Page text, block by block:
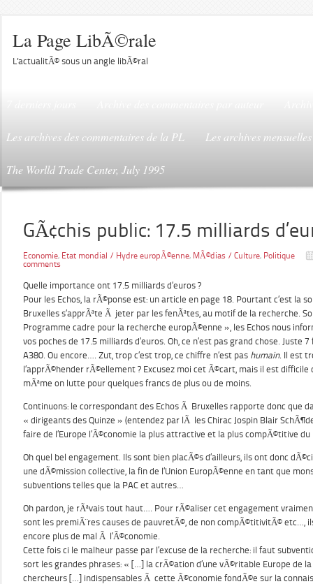
La Page LibÃ©rale
L'actualitÃ© sous un angle libÃ©ral
Les archives des commentaires de la PL Les archives
The Worlld Trade Center, July 1995
GÃ¢chis public: 17.5 milliards
Economie, Etat mondial / Hydre europÃ©enne, MÃ©dias / Culture, Politique
comments
Quelle importance ont 17.5 milliards d’euros ?
Pour les Echos, la rÃ©ponse est: un article en page 18. Pourtant c’est la
Bruxelles s’apprÃªte Ã jeter par les fenÃªtes, au motif de la recherche.
Programme cadre pour la recherche europÃ©enne », les Echos nous
vos poches de 17.5 milliards d’euros. Oh, ce n’est pas grand chose. Juste
A380. Ou encore…. Zut, trop c’est trop, ce chiffre n’est pas humain. Il est
l’apprÃ©hender rÃ©ellement ? Excusez moi cet Ã©cart, mais il est
mÃªme on lutte pour quelques francs de plus ou de moins.
Continuons: le correspondant des Echos Ã Bruxelles rapporte donc que
« dirigeants des Quinze » (entendez par lÃ les Chirac Jospin Blair
faire de l’Europe l’Ã©conomie la plus attractive et la plus compÃ©titive du
Oh quel bel engagement. Ils sont bien placÃ©s d’ailleurs, ils ont donc
une dÃ©mission collective, la fin de l’Union EuropÃ©enne en tant que
subventions telles que la PAC et autres…
Oh pardon, je rÃªvais tout haut…. Pour rÃ©aliser cet engagement
sont les premiÃ¨res causes de pauvretÃ©, de non compÃ©titivitÃ© etc…,
encore plus de mal Ã l’Ã©conomie.
Cette fois ci le malheur passe par l’excuse de la recherche: il faut
sort les grandes phrases: « […] la crÃ©ation d’une vÃ©ritable Europe de
chercheurs […] indispensables Ã cette Ã©conomie fondÃ©e sur la